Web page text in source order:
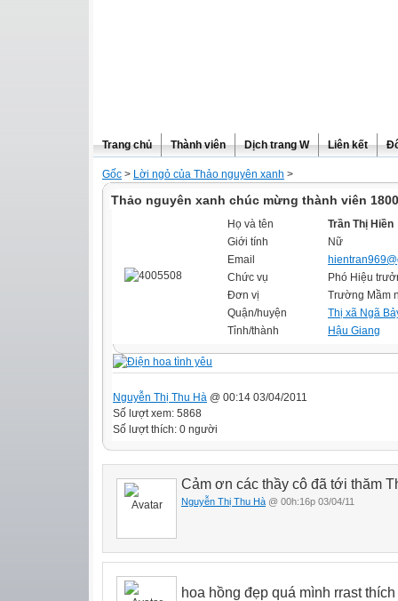
Trang chủ Thành viên Dịch trang W Liên kết
Gốc > Lời ngỏ của Thảo nguyên xanh >
Thảo nguyên xanh chúc mừng thành viên 1800
Họ và tên
Trần Thị Hiền
Giới tính
Nữ
Email
Chức vụ
Phó Hiệu
Đơn vị
Trường Mầm
Quận/huyện
Thị xã Ngã
Tỉnh/thành
Hậu Giang
Nguyễn Thị Thu Hà @ 00:14 03/04/2011
Số lượt xem: 5868
Số lượt thích: 0 người
Cảm ơn các thầy cô đã tới thăm
Nguyễn Thị Thu Hà @ 00h:16p 03/04/11
hoa hồng đẹp quá mình rrast thích